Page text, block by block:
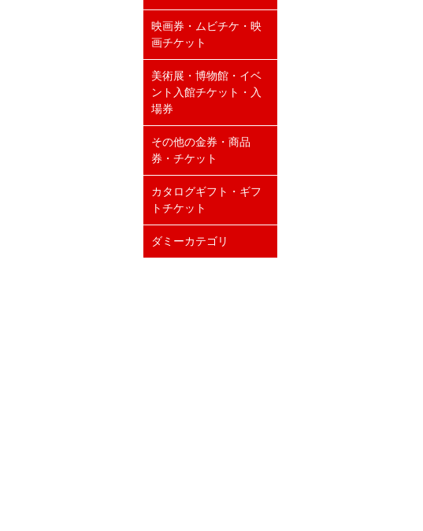
映画券・ムビチケ・映
画チケット
美術展・博物館・イベ
ント入館チケット・入
場券
その他の金券・商品
券・チケット
カタログギフト・ギフ
トチケット
ダミーカテゴリ